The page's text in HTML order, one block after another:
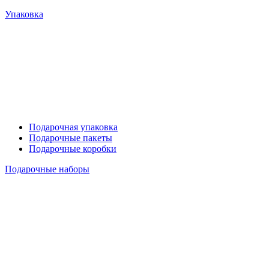
Упаковка
Подарочная упаковка
Подарочные пакеты
Подарочные коробки
Подарочные наборы